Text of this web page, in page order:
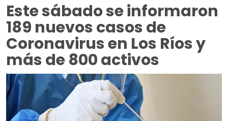
Este sábado se informaron
189 nuevos casos de
Coronavirus en Los Ríos y
más de 800 activos